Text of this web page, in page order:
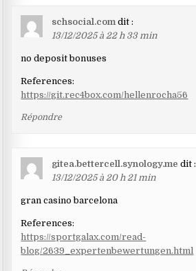
schsocial.com dit :
13/12/2025 à 22 h 33 min
no deposit bonuses
References:
https://git.rec4box.com/hellenrocha56
Répondre
gitea.bettercell.synology.me dit :
13/12/2025 à 20 h 21 min
gran casino barcelona
References:
https://sportgalax.com/read-
blog/2639_expertenbewertungen.html